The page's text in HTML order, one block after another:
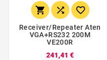
  
Receiver/repeater Aten
VGA+RS232 200M
VE200R
241,41 €